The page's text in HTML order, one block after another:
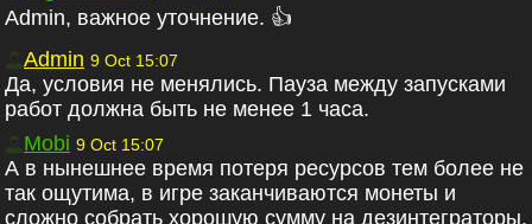
Admin, важное уточнение. 👍
Admin 9 Oct 15:07
Да, условия не менялись. Пауза между запусками
работ должна быть не менее 1 часа.
Mobi 9 Oct 15:07
А в нынешнее время потеря ресурсов тем более не
так ощутима, в игре заканчиваются монеты и
сложно собрать хорошую сумму на дезинтеграторы.